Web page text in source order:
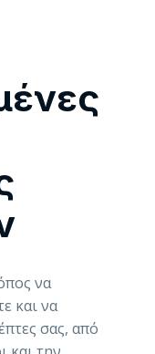
να
και να
σας, από